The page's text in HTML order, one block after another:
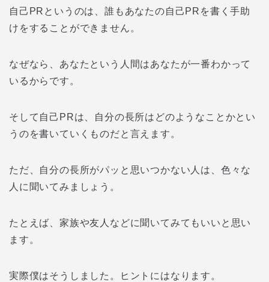
自己PRというのは、誰もあなたの自己PRを書く手助
けをすることができません。
なぜなら、あなたという人間はあなたが一番わかって
いるからです。
そして自己PRは、自分の長所はどのようなことかとい
うのを書いていくものだと言えます。
ただ、自分の長所がパッと思いつかない人は、色々な
人に聞いてみましょう。
たとえば、家族や友人などに聞いてみてもいいと思い
ます。
実際僕はそうしました。ヒントにはなります。